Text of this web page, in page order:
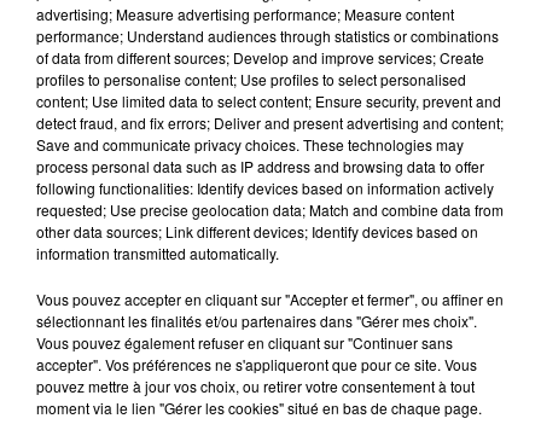
LOUISE MARAVAL, VICE-CHAMPIONNE
D'EUROPE DU 400M HAIES, INVITÉE DE...
Ma Région Olympique
advertising; Measure advertising performance; Measure content
performance; Understand audiences through statistics or combinations
of data from different sources; Develop and improve services; Create
profiles to personalise content; Use profiles to select personalised
content; Use limited data to select content; Ensure security, prevent and
detect fraud, and fix errors; Deliver and present advertising and content;
Save and communicate privacy choices. These technologies may
process personal data such as IP address and browsing data to offer
following functionalities: Identify devices based on information actively
requested; Use precise geolocation data; Match and combine data from
other data sources; Link different devices; Identify devices based on
information transmitted automatically.
Vous pouvez accepter en cliquant sur "Accepter et fermer", ou affiner en
sélectionnant les finalités et/ou partenaires dans "Gérer mes choix".
Vous pouvez également refuser en cliquant sur "Continuer sans
accepter". Vos préférences ne s'appliqueront que pour ce site. Vous
pouvez mettre à jour vos choix, ou retirer votre consentement à tout
moment via le lien "Gérer les cookies" situé en bas de chaque page.